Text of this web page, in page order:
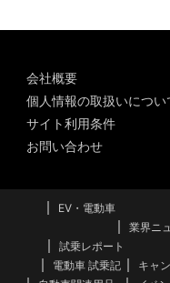
会社概要
個人情報の取扱いについ
サイト利用条件
お問い合わせ
EV・電動車
業界ニ
試乗レポート
電動車 試乗記
キャ